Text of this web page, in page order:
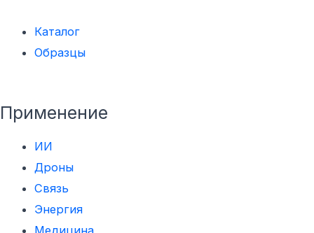
Каталог
Образцы
Применение
ИИ
Дроны
Связь
Энергия